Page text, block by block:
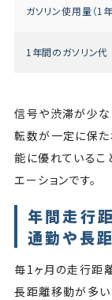
ガソリン使用量（1年
1年間のガソリン代
信号や渋滞が少な
転数が一定に保た
能に優れているこ
エーションです。
年間走行
通勤や長
毎1ヶ月の走行距
長距離移動が多い